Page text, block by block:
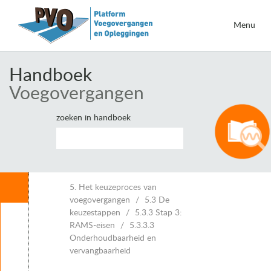
Menu
Handboek
Voegovergangen
zoeken in handboek
Leeswijzer
1. Inleiding voegovergangen
2. Eisen voor voegovergangen
5. Het keuzeproces van
voegovergangen
5.3 De
keuzestappen
5.3.3 Stap 3:
RAMS-eisen
5.3.3.3
Onderhoudbaarheid en
vervangbaarheid